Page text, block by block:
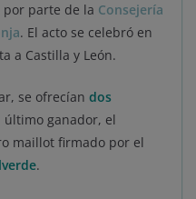
por parte de la Consejería
. El acto se celebró en
a Castilla y León.
se ofrecían dos
último ganador, el
maillot firmado por el
.